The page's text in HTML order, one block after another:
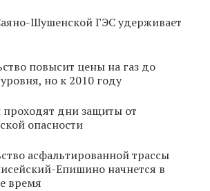
Шушенской ГЭС удерживает
повысит цены на газ до
но к 2010 году
дни защиты от
опасности
асфальтированной трассы
Епишино начнется в
время